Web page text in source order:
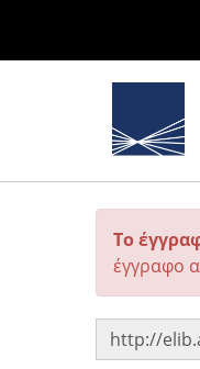
Το
έγγραφο